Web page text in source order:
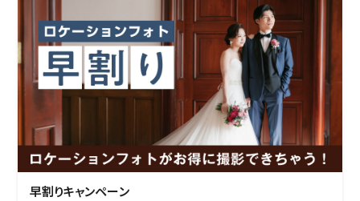
早割りキャンペーン